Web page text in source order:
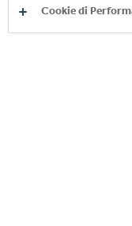
inimitable
calorie
Cookie di